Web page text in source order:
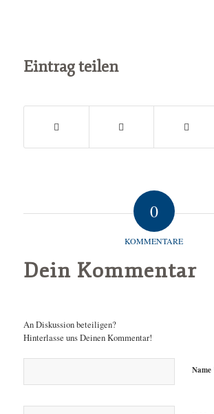
Eintrag teilen
0
KOMMENTARE
Dein Kommentar
An Diskussion beteiligen?
Hinterlasse uns Deinen Kommentar!
Name